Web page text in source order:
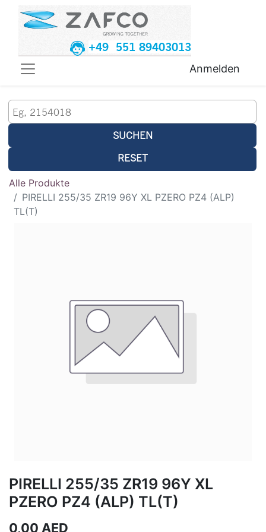
+49 551 89403013
Anmelden
SUCHEN
RESET
Alle Produkte
PIRELLI 255/35 ZR19 96Y XL PZERO PZ4 (ALP)
TL(T)
PIRELLI 255/35 ZR19 96Y XL
PZERO PZ4 (ALP) TL(T)
0,00 AED